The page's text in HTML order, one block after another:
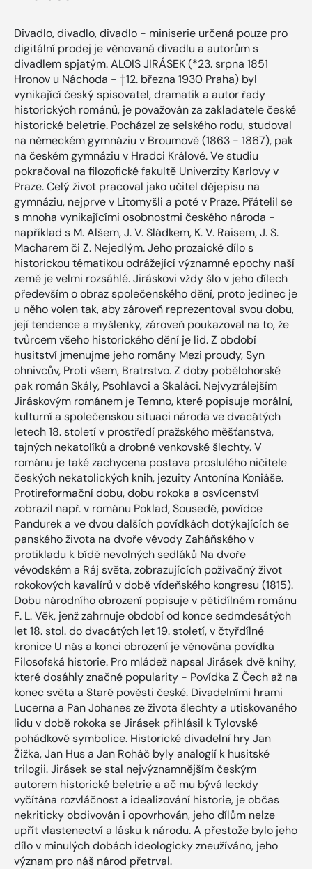
Divadlo, divadlo, divadlo - miniserie určená pouze pro
digitální prodej je věnovaná divadlu a autorům s
divadlem spjatým. ALOIS JIRÁSEK (*23. srpna 1851
Hronov u Náchoda - †12. března 1930 Praha) byl
vynikající český spisovatel, dramatik a autor řady
historických románů, je považován za zakladatele české
historické beletrie. Pocházel ze selského rodu, studoval
na německém gymnáziu v Broumově (1863 - 1867), pak
na českém gymnáziu v Hradci Králové. Ve studiu
pokračoval na filozofické fakultě Univerzity Karlovy v
Praze. Celý život pracoval jako učitel dějepisu na
gymnáziu, nejprve v Litomyšli a poté v Praze. Přátelil se
s mnoha vynikajícími osobnostmi českého národa -
například s M. Alšem, J. V. Sládkem, K. V. Raisem, J. S.
Macharem či Z. Nejedlým. Jeho prozaické dílo s
historickou tématikou odrážející významné epochy naší
země je velmi rozsáhlé. Jiráskovi vždy šlo v jeho dílech
především o obraz společenského dění, proto jedinec je
u něho volen tak, aby zároveň reprezentoval svou dobu,
její tendence a myšlenky, zároveň poukazoval na to, že
tvůrcem všeho historického dění je lid. Z období
husitství jmenujme jeho romány Mezi proudy, Syn
ohnivcův, Proti všem, Bratrstvo. Z doby pobělohorské
pak román Skály, Psohlavci a Skaláci. Nejvyzrálejším
Jiráskovým románem je Temno, které popisuje morální,
kulturní a společenskou situaci národa ve dvacátých
letech 18. století v prostředí pražského měšťanstva,
tajných nekatolíků a drobné venkovské šlechty. V
románu je také zachycena postava proslulého ničitele
českých nekatolických knih, jezuity Antonína Koniáše.
Protireformační dobu, dobu rokoka a osvícenství
zobrazil např. v románu Poklad, Sousedé, povídce
Pandurek a ve dvou dalších povídkách dotýkajících se
panského života na dvoře vévody Zaháňského v
protikladu k bídě nevolných sedláků Na dvoře
vévodském a Ráj světa, zobrazujících poživačný život
rokokových kavalírů v době vídeňského kongresu (1815).
Dobu národního obrození popisuje v pětidílném románu
F. L. Věk, jenž zahrnuje období od konce sedmdesátých
let 18. stol. do dvacátých let 19. století, v čtyřdílné
kronice U nás a konci obrození je věnována povídka
Filosofská historie. Pro mládež napsal Jirásek dvě knihy,
které dosáhly značné popularity - Povídka Z Čech až na
konec světa a Staré pověsti české. Divadelními hrami
Lucerna a Pan Johanes ze života šlechty a utiskovaného
lidu v době rokoka se Jirásek přihlásil k Tylovské
pohádkové symbolice. Historické divadelní hry Jan
Žižka, Jan Hus a Jan Roháč byly analogií k husitské
trilogii. Jirásek se stal nejvýznamnějším českým
autorem historické beletrie a ač mu bývá leckdy
vyčítána rozvláčnost a idealizování historie, je občas
nekriticky obdivován i opovrhován, jeho dílům nelze
upřít vlastenectví a lásku k národu. A přestože bylo jeho
dílo v minulých dobách ideologicky zneužíváno, jeho
význam pro náš národ přetrval.